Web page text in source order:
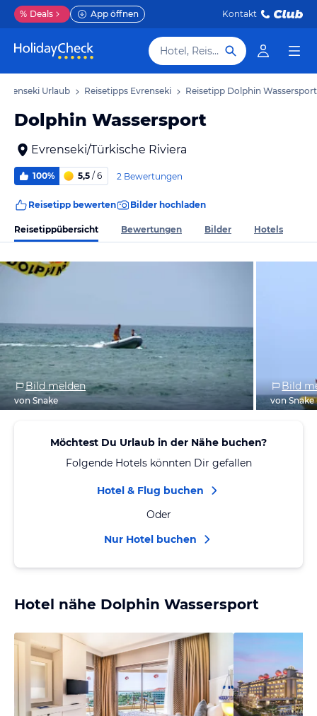
% Deals App öffnen Kontakt
Hotel, Reiseziel
Urlaub Reisetipps Evrenseki Reisetipp Dolphin Wassersport
Dolphin Wassersport
Evrenseki/Türkische Riviera
100% 5,5 / 6 2 Bewertungen
Reisetipp bewerten Bilder hochladen
Reisetippübersicht Bewertungen Bilder Hotels
Bild melden
von Snake
Bild
von Snake
Möchtest Du Urlaub in der Nähe buchen?
Folgende Hotels könnten Dir gefallen
Hotel & Flug buchen
Oder
Nur Hotel buchen
Hotel nähe Dolphin Wassersport